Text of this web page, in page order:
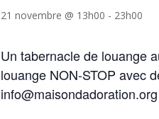
21 novembre @ 13h00 - 23h00
Un tabernacle de louange
louange NON-STOP avec
info@maisondadoration.org